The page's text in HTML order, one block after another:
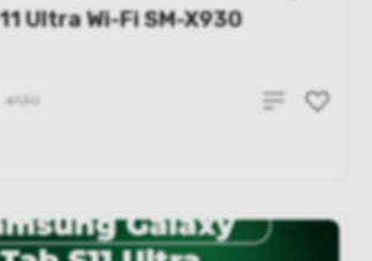
Ultra Wi-Fi SM-X930
4130